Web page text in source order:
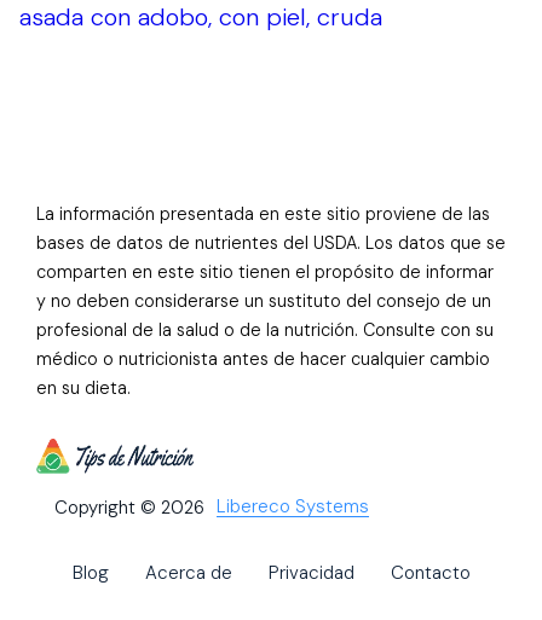
asada con adobo, con piel, cruda
La información presentada en este sitio proviene de las
bases de datos de nutrientes del USDA. Los datos que se
comparten en este sitio tienen el propósito de informar
y no deben considerarse un sustituto del consejo de un
profesional de la salud o de la nutrición. Consulte con su
médico o nutricionista antes de hacer cualquier cambio
en su dieta.
Copyright © 2026 Libereco Systems
Blog Acerca de Privacidad Contacto